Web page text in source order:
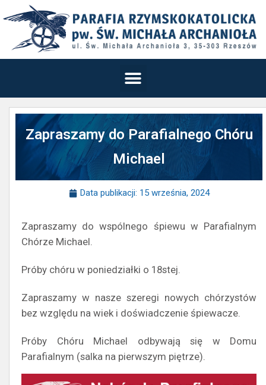
Zapraszamy do Parafialnego Chóru
Michael
Data publikacji: 15 września, 2024
Zapraszamy do wspólnego śpiewu w Parafialnym
Chórze Michael.
Próby chóru w poniedziałki o 18stej.
Zapraszamy w nasze szeregi nowych chórzystów
bez względu na wiek i doświadczenie śpiewacze.
Próby Chóru Michael odbywają się w Domu
Parafialnym (salka na pierwszym piętrze).